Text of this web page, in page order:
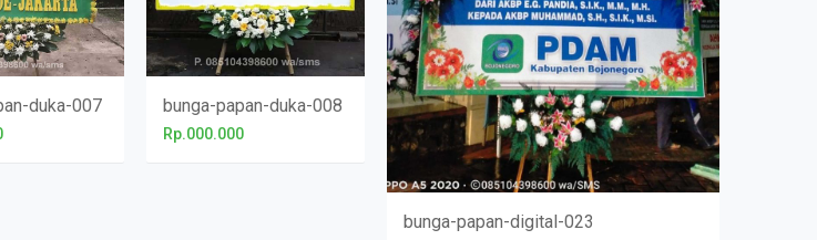
duka-007 bunga-papan-duka-008
Rp.000.000
bunga-papan-digital-023